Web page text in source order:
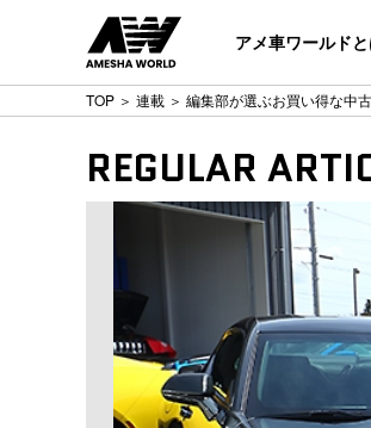
アメ車ワールド
TOP ＞ 連載 ＞ 編集部が選ぶお買い得な中
REGULAR